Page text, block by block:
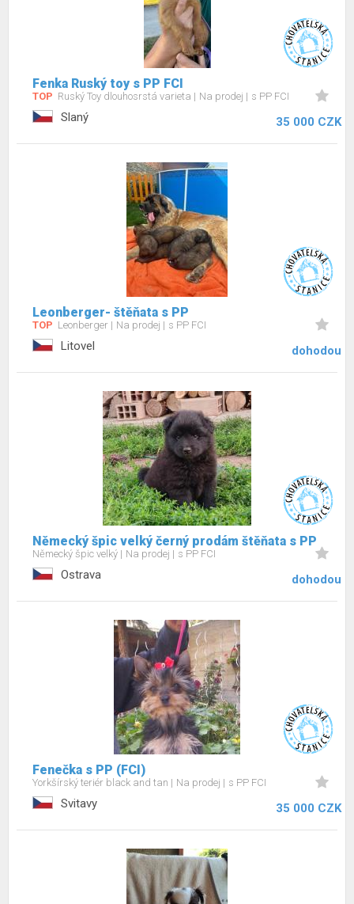
Fenka Ruský toy s PP FCI
TOP Ruský Toy dlouhosrstá varieta Na prodej s PP FCI
Slaný 35 000 CZK
Leonberger- štěňata s PP
TOP Leonberger Na prodej s PP FCI
Litovel dohodou
Německý špic velký černý prodám štěňata s PP
Německý špic velký Na prodej s PP FCI
Ostrava dohodou
Fenečka s PP (FCI)
Yorkšírský teriér black and tan Na prodej s PP FCI
Svitavy 35 000 CZK